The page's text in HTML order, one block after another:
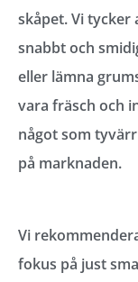
skåpet. Vi
snabbt och
eller lämna
vara fräsch och
något som
på marknaden.
Vi
fokus på just